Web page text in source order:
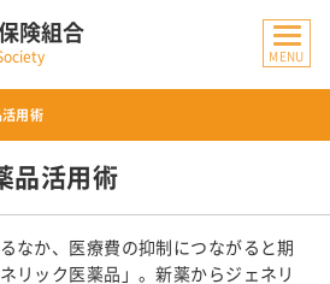
険組合
用術
品活用術
なか、医療費の抑制につながると期
リック医薬品」。新薬からジェネリ